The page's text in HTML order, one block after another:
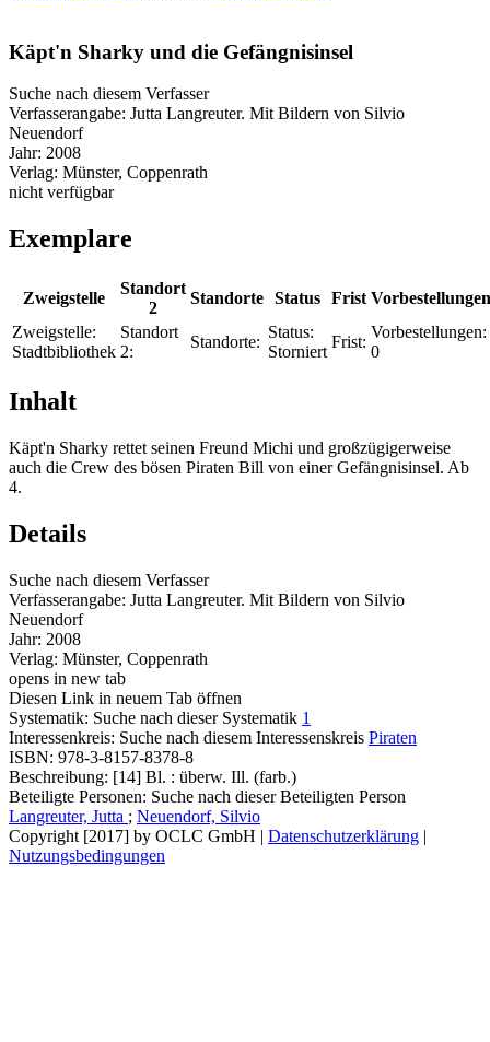
Käpt'n Sharky und die Gefängnisinsel
Suche nach diesem Verfasser
Verfasserangabe: Jutta Langreuter. Mit Bildern von Silvio
Neuendorf
Jahr: 2008
Verlag: Münster, Coppenrath
nicht verfügbar
Exemplare
Zweigstelle
Standort
2
Standorte Status Frist Vorbestellungen
Zweigstelle:
Stadtbibliothek
Standort
2:
Standorte:
Status:
Storniert
Frist:
Vorbestellungen:
0
Inhalt
Käpt'n Sharky rettet seinen Freund Michi und großzügigerweise
auch die Crew des bösen Piraten Bill von einer Gefängnisinsel. Ab
4.
Details
Suche nach diesem Verfasser
Verfasserangabe: Jutta Langreuter. Mit Bildern von Silvio
Neuendorf
Jahr: 2008
Verlag: Münster, Coppenrath
opens in new tab
Diesen Link in neuem Tab öffnen
Systematik: Suche nach dieser Systematik 1
Interessenkreis: Suche nach diesem Interessenskreis Piraten
ISBN: 978-3-8157-8378-8
Beschreibung: [14] Bl. : überw. Ill. (farb.)
Beteiligte Personen: Suche nach dieser Beteiligten Person
Langreuter, Jutta ; Neuendorf, Silvio
Copyright [2017] by OCLC GmbH | Datenschutzerklärung |
Nutzungsbedingungen